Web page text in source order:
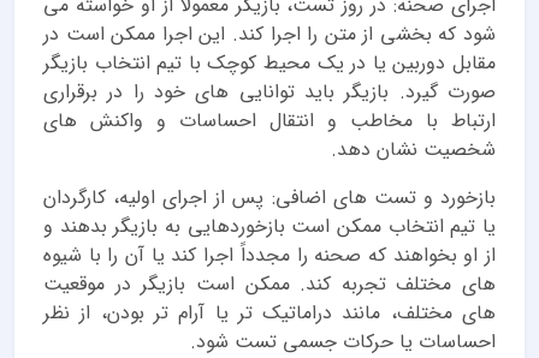
شود که بخشی از متن را اجرا کند. این اجرا ممکن است در
مقابل دوربین یا در یک محیط کوچک با تیم انتخاب بازیگر
صورت گیرد. بازیگر باید توانایی های خود را در برقراری
ارتباط با مخاطب و انتقال احساسات و واکنش های
شخصیت نشان دهد.
بازخورد و تست های اضافی: پس از اجرای اولیه، کارگردان
یا تیم انتخاب ممکن است بازخوردهایی به بازیگر بدهند و
از او بخواهند که صحنه را مجدداً اجرا کند یا آن را با شیوه
های مختلف تجربه کند. ممکن است بازیگر در موقعیت
های مختلف، مانند دراماتیک تر یا آرام تر بودن، از نظر
احساسات یا حرکات جسمی تست شود.